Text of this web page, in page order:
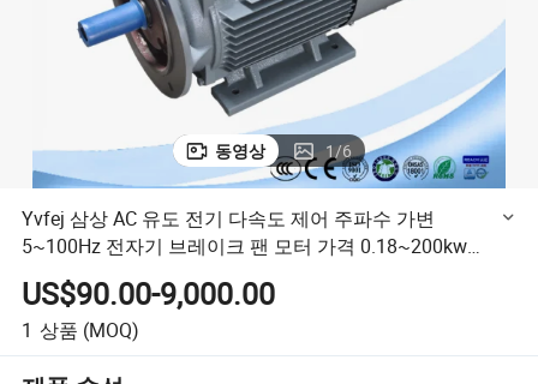
동영상 1/6
Yvfej 삼상 AC 유도 전기 다속도 제어 주파수 가변
5~100Hz 전자기 브레이크 팬 모터 가격 0.18~200kw
Yvfej-80m1-4 0.55kw
US$90.00-9,000.00
1 상품 (MOQ)